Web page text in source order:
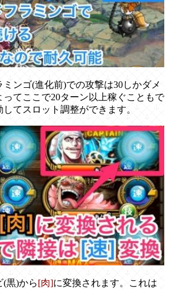
ンゴ(進化前)での攻撃は30しかダメ
てここで20ターン以上稼ぐこともで
てスロット調整ができます。
(黒)から[肉]に変換されます。これは